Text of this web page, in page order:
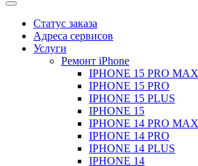
Статус заказа
Адреса сервисов
Услуги
Ремонт iPhone
IPHONE 15 PRO MAX
IPHONE 15 PRO
IPHONE 15 PLUS
IPHONE 15
IPHONE 14 PRO MAX
IPHONE 14 PRO
IPHONE 14 PLUS
IPHONE 14